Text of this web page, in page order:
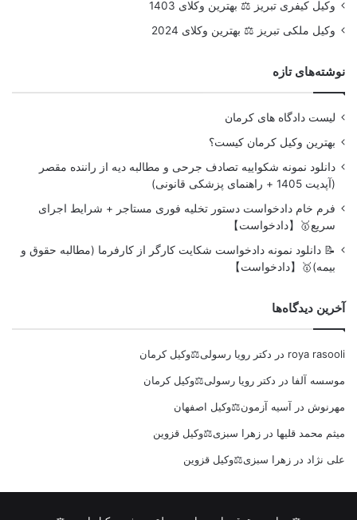
وکیل کیفری تبریز ⚖️ بهترین وکلای 1403
وکیل ملکی تبریز ⚖️ بهترین وکلای 2024
نوشته‌های تازه
لیست دادگاه های کرمان
بهترین وکیل کرمان کیست؟
دانلود نمونه شکواییه تصادف جرحی و مطالبه دیه از راننده مقصر
(آپدیت 1405 + راهنمای پزشکی قانونی)
فرم خام دادخواست دستور تخلیه فوری مستاجر + شرایط اجرای
سریع🥇【دادخواست】
📝 دانلود نمونه دادخواست شکایت کارگر از کارفرما (مطالبه حقوق و
بیمه)🥇【دادخواست】
آخرین دیدگاه‌ها
roya rasooli در دکتر رویا رسولی⚖️وکیل کرمان
موسسه آلفا در دکتر رویا رسولی⚖️وکیل کرمان
مهرنوش در آسیه آزمون⚖️وکیل اصفهان
میثم محمد قلیها در زهرا سبزی⚖️وکیل قزوین
علی نژاد در زهرا سبزی⚖️وکیل قزوین